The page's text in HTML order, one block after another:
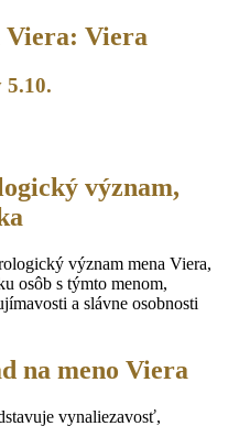
Viera: Viera
5.10.
význam,
význam mena Viera,
osôb s týmto menom,
a slávne osobnosti
na meno Viera
vynaliezavosť,